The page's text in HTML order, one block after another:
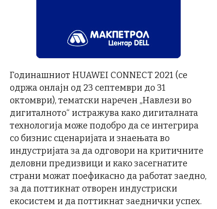
Годинашниот HUAWEI CONNECT 2021 (се
одржа онлајн од 23 септември до 31
октомври), тематски наречен „Навлези во
дигиталното“ истражува како дигиталната
технологија може подобро да се интегрира
со бизнис сценаријата и знаењата во
индустријата за да одговори на критичните
деловни предизвици и како засегнатите
страни можат поефикасно да работат заедно,
за да поттикнат отворен индустриски
екосистем и да поттикнат заеднички успех.